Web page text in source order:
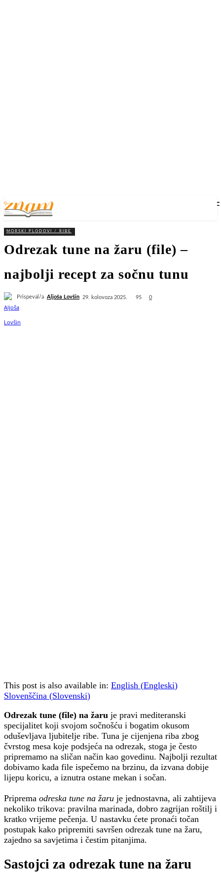
MORSKI PLODOVI / RIBE
Odrezak tune na žaru (file) –
najbolji recept za sočnu tunu
Prispeval/a Aljoša Lovšin 29. kolovoza 2025. 95 0
This post is also available in: English (Engleski)
Slovenščina (Slovenski)
Odrezak tune (file) na žaru je pravi mediteranski
specijalitet koji svojom sočnošću i bogatim okusom
oduševljava ljubitelje ribe. Tuna je cijenjena riba zbog
čvrstog mesa koje podsjeća na odrezak, stoga je često
pripremamo na sličan način kao govedinu. Najbolji rezultat
dobivamo kada file ispečemo na brzinu, da izvana dobije
lijepu koricu, a iznutra ostane mekan i sočan.
Priprema odreska tune na žaru je jednostavna, ali zahtijeva
nekoliko trikova: pravilna marinada, dobro zagrijan roštilj i
kratko vrijeme pečenja. U nastavku ćete pronaći točan
postupak kako pripremiti savršen odrezak tune na žaru,
zajedno sa savjetima i čestim pitanjima.
Sastojci za odrezak tune na žaru